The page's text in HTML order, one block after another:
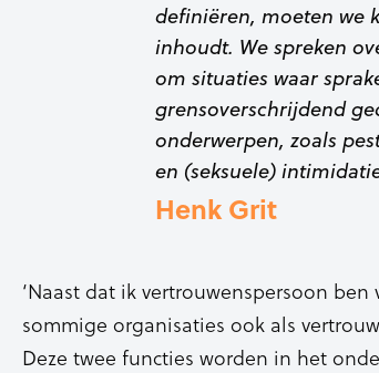
definiëren, moeten we
inhoudt. We spreken
om situaties waar
grensoverschrijdend
onderwerpen, zoals
en (seksuele)
Henk Grit
‘Naast dat ik vertrouwenspersoon
sommige organisaties ook als
Deze twee functies worden in het